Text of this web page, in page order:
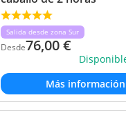
Salida desde zona Sur
Desde76,00€
Más información